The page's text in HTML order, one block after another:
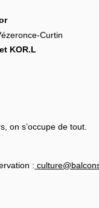
Curtin
KOR.L
on s’occupe de tout.
: